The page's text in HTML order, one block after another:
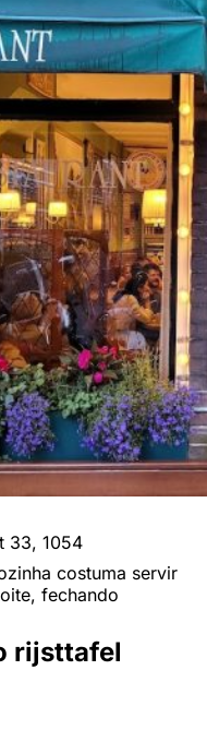
33, 1054
costuma servir
fechando
rijsttafel